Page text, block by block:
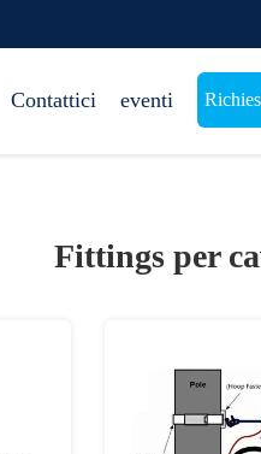
Contattici eventi
Fittings per